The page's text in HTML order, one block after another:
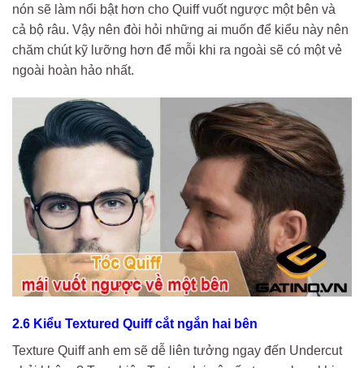
nón sẽ làm nổi bật hơn cho Quiff vuốt ngược một bên và
cả bộ râu. Vậy nên đòi hỏi những ai muốn để kiểu này nên
chăm chút kỹ lưỡng hơn để mỗi khi ra ngoài sẽ có một vẻ
ngoài hoàn hảo nhất.
2.6 Kiểu Textured Quiff cắt ngắn hai bên
Texture Quiff anh em sẽ dễ liên tưởng ngay đến Undercut